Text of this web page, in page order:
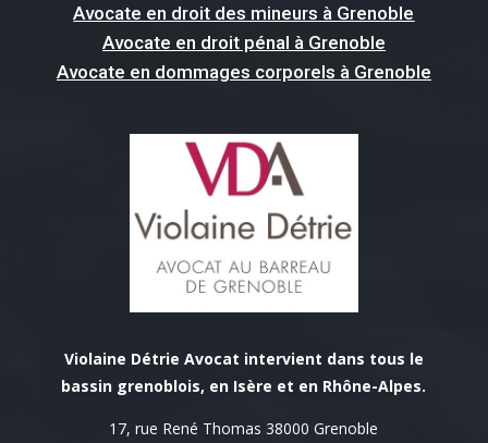
Avocate en droit des mineurs à Grenoble
Avocate en droit pénal à Grenoble
Avocate en dommages corporels à Grenoble
Violaine Détrie Avocat intervient dans tous le
bassin grenoblois, en Isère et en Rhône-Alpes.
17, rue René Thomas 38000 Grenoble